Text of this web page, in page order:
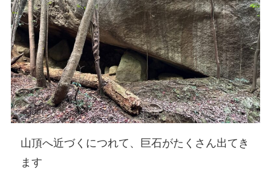
山頂へ近づくにつれて、巨石がたくさん出てき
ます